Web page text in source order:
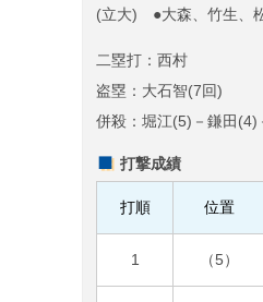
(立大) ●大森、竹生、
二塁打：西村
盗塁：大石智(7回)
併殺：堀江(5)－鎌田(4)
打撃成績
打順 位置
1 （5）